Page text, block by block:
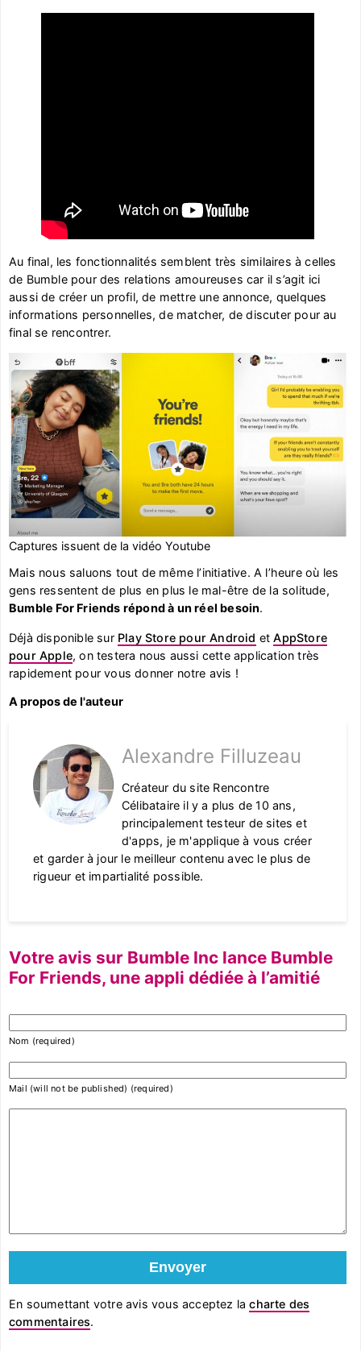
Au final, les fonctionnalités semblent très similaires à celles
de Bumble pour des relations amoureuses car il s’agit ici
aussi de créer un profil, de mettre une annonce, quelques
informations personnelles, de matcher, de discuter pour au
final se rencontrer.
Captures issuent de la vidéo Youtube
Mais nous saluons tout de même l’initiative. A l’heure où les
gens ressentent de plus en plus le mal-être de la solitude,
Bumble For Friends répond à un réel besoin.
Déjà disponible sur Play Store pour Android etAppStore
pour Apple, on testera nous aussi cette application très
rapidement pour vous donner notre avis !
A propos de l'auteur
Alexandre Filluzeau
Créateur du site Rencontre
Célibataire il y a plus de 10 ans,
principalement testeur de sites et
d'apps, je m'applique à vous créer
et garder à jour le meilleur contenu avec le plus de
rigueur et impartialité possible.
Votre avis sur Bumble Inc lance Bumble
For Friends, une appli dédiée à l’amitié
Nom (required)
Mail (will not be published) (required)
En soumettant votre avis vous acceptez lacharte des
commentaires.